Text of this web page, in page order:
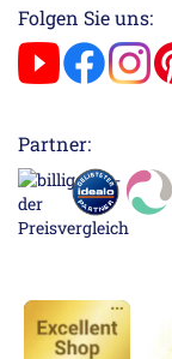
Folgen Sie uns:
Partner: